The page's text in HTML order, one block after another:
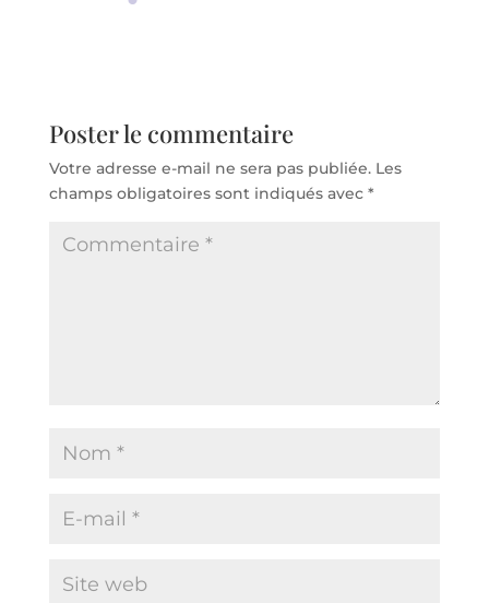
Poster le commentaire
Votre adresse e-mail ne sera pas publiée. Les
champs obligatoires sont indiqués avec *